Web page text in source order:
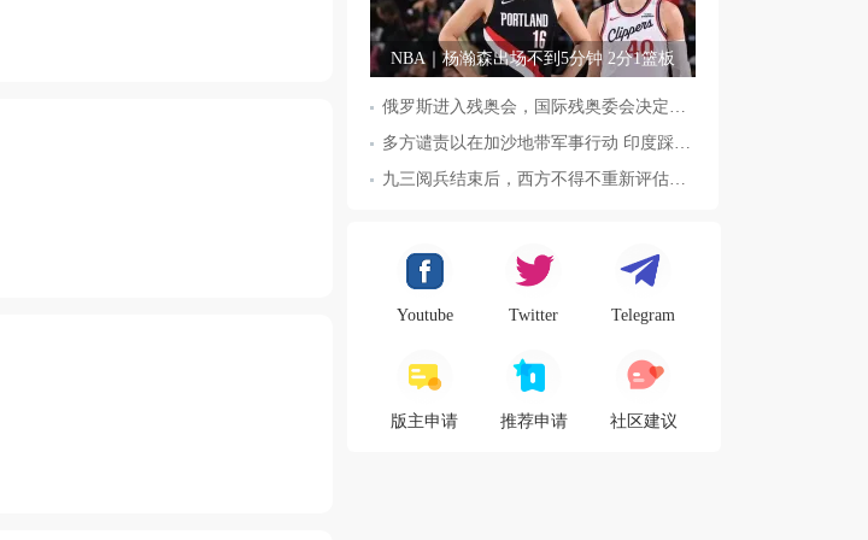
NBA｜杨瀚森出场不到5分钟 2分1篮板
Youtube Twitter Telegram
版主申请 推荐申请 社区建议